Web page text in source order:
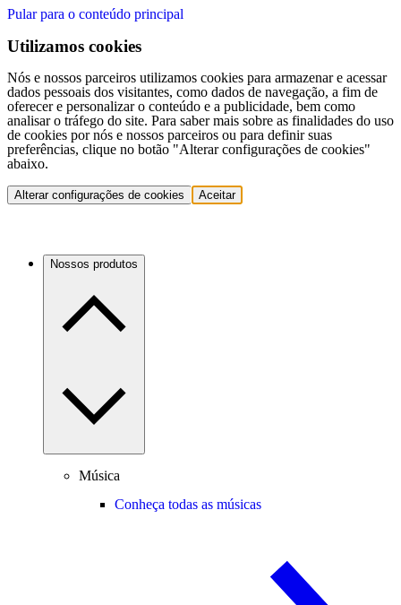
Pular para o conteúdo principal
Utilizamos cookies
Nós e nossos parceiros utilizamos cookies para armazenar e acessar
dados pessoais dos visitantes, como dados de navegação, a fim de
oferecer e personalizar o conteúdo e a publicidade, bem como
analisar o tráfego do site. Para saber mais sobre as finalidades do uso
de cookies por nós e nossos parceiros ou para definir suas
preferências, clique no botão "Alterar configurações de cookies"
abaixo.
Alterar configurações de cookies Aceitar
Nossos produtos
Música
Conheça todas as músicas